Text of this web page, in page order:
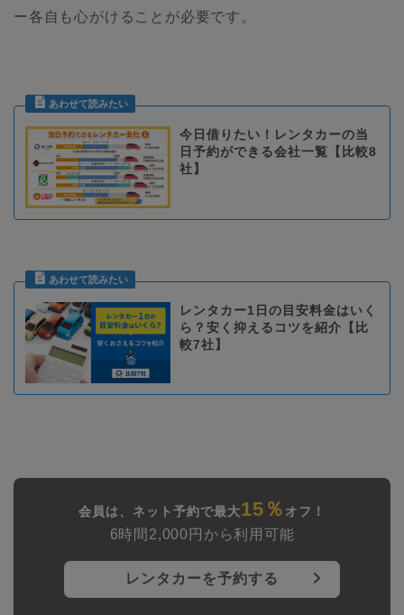
ー各自も心がけることが必要です。
今日借りたい！レンタカーの当
日予約ができる会社一覧【比較8
社】
レンタカー1日の目安料金はいく
ら？安く抑えるコツを紹介【比
較7社】
会員は、ネット予約で最大15％ オフ！
6時間2,000円から利用可能
レンタカーを予約する